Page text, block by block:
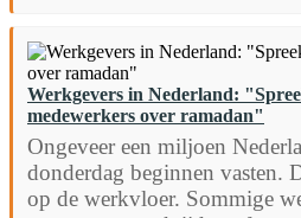
Werkgevers in Nederland:
medewerkers over ramadan"
Ongeveer een miljoen
donderdag beginnen vasten.
op de werkvloer. Sommige